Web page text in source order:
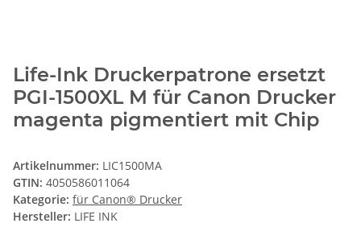
Life-Ink Druckerpatrone ersetzt
PGI-1500XL M für Canon Drucker
magenta pigmentiert mit Chip
Artikelnummer: LIC1500MA
GTIN: 4050586011064
Kategorie: für Canon® Drucker
Hersteller: LIFE INK